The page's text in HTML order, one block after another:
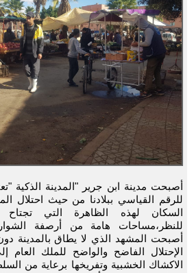
أصبحت مدينة ابن جرير "المدينة الذكية "تعتبر من المدن المحطمة
للرقم القياسي ببلادنا من حيث احتلال
السكان لهذه الظاهرة التي
للنظر،مساحات هامة من أرصفة
أصبحت المشهد الذي لا يطاق بالمدينة
الإحتلال الفاضح والواضح للملك العام
الاكشاك الخشبية وتفريخها برعاية من